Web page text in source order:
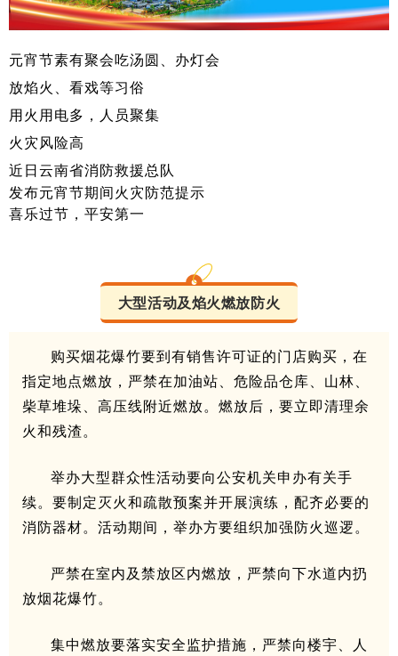
元宵节素有聚会吃汤圆、办灯会
放焰火、看戏等习俗
用火用电多，人员聚集
火灾风险高
近日云南省消防救援总队
发布元宵节期间火灾防范提示
喜乐过节，平安第一
大型活动及焰火燃放防火
购买烟花爆竹要到有销售许可证的门店购买，在
指定地点燃放，严禁在加油站、危险品仓库、山林、
柴草堆垛、高压线附近燃放。燃放后，要立即清理余
火和残渣。
举办大型群众性活动要向公安机关申办有关手
续。要制定灭火和疏散预案并开展演练，配齐必要的
消防器材。活动期间，举办方要组织加强防火巡逻。
严禁在室内及禁放区内燃放，严禁向下水道内扔
放烟花爆竹。
集中燃放要落实安全监护措施，严禁向楼宇、人